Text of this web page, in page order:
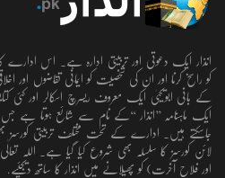
انذار ایک دعوتی اور تربیتی ادارہ ہے۔ اس ادارے
کو راسخ کرنا اور ان کی شخصیت کو ایمانی تقاضوں اور
کے بانی ابویحییٰ ایک معروف ریسرچ اسکالر اور
ایک ماہنامہ ’’انذار ‘‘کے نام سے شائع ہوتا
جاسکتے ہیں۔ ادارے کے تحت مختلف تربیتی
لائن کورسز کا سلسلہ بھی شروع کیا گیا ہے۔ اللہ
اور فلاحِ آخرت) کو پھیلانے میں انذار کا ساتھ دیجئیے.